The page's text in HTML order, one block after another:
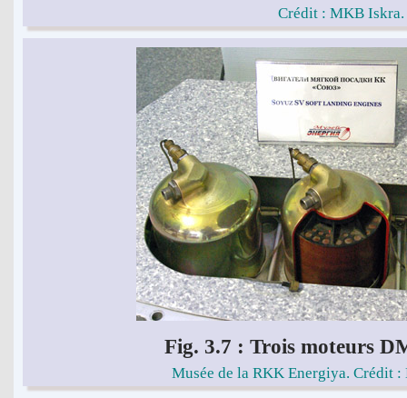
Crédit : MKB Iskra.
Fig. 3.7 : Trois moteurs
Musée de la RKK Energiya. Crédit